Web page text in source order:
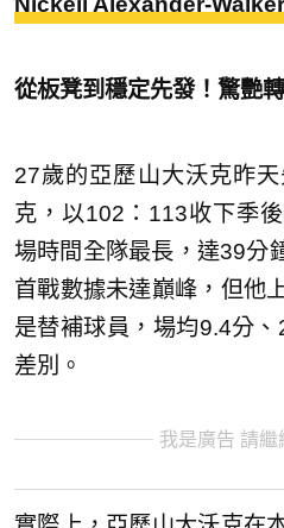
從板凳到穩定先發！驚艷
27歲的亞歷山大沃克昨
克，以102：113收下季
場時間全隊最長，達39分
首戰數據未達巔峰，但他
是替補球員，場均9.4分
差別。
我是廣告 請繼